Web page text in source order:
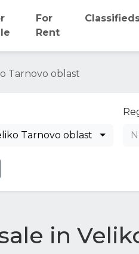
For
Rent
Tarnovo oblast
Tarnovo oblast
in